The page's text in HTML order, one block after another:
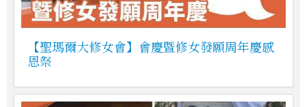
【聖瑪爾大修女會】會慶暨修女發願周年慶感
恩祭